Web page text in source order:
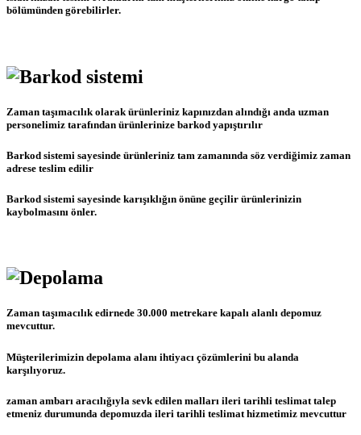
bölümünden görebilirler.
Zaman taşımacılık olarak ürünleriniz kapınızdan alındığı anda uzman
personelimiz tarafından ürünlerinize barkod yapıştırılır
Barkod sistemi sayesinde ürünleriniz tam zamanında söz verdiğimiz zaman
adrese teslim edilir
Barkod sistemi sayesinde karışıklığın önüne geçilir ürünlerinizin
kaybolmasını önler.
Zaman taşımacılık edirnede 30.000 metrekare kapalı alanlı depomuz
mevcuttur.
Müşterilerimizin depolama alanı ihtiyacı çözümlerini bu alanda
karşılıyoruz.
zaman ambarı aracılığıyla sevk edilen malları ileri tarihli teslimat talep
etmeniz durumunda depomuzda ileri tarihli teslimat hizmetimiz mevcuttur